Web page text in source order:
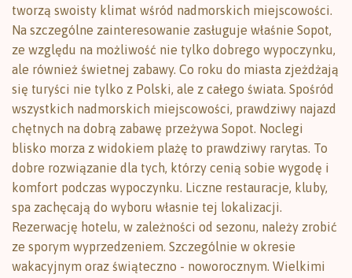
tworzą swoisty klimat wśród nadmorskich miejscowości.
Na szczególne zainteresowanie zasługuje właśnie Sopot,
ze względu na możliwość nie tylko dobrego wypoczynku,
ale również świetnej zabawy. Co roku do miasta zjeżdżają
się turyści nie tylko z Polski, ale z całego świata. Spośród
wszystkich nadmorskich miejscowości, prawdziwy najazd
chętnych na dobrą zabawę przeżywa Sopot. Noclegi
blisko morza z widokiem plażę to prawdziwy rarytas. To
dobre rozwiązanie dla tych, którzy cenią sobie wygodę i
komfort podczas wypoczynku. Liczne restauracje, kluby,
spa zachęcają do wyboru własnie tej lokalizacji.
Rezerwację hotelu, w zależności od sezonu, należy zrobić
ze sporym wyprzedzeniem. Szczególnie w okresie
wakacyjnym oraz świąteczno - noworocznym. Wielkimi